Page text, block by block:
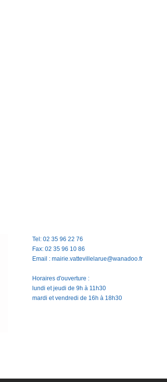
Tel: 02 35 96 22 76
Fax: 02 35 96 10 86
Email : mairie.vattevillelarue@wanadoo.fr
Horaires d'ouverture :
lundi et jeudi de 9h à 11h30
mardi et vendredi de 16h à 18h30